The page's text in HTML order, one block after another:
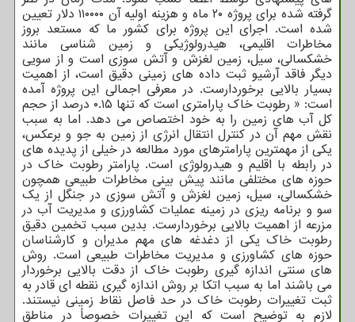
گرفته شده برای پروژه ۲۰ ماه و هزینه اولیه آن ۱۱۰۰۰۰ دلار تعیین
شده است. اجرای این پروژه برای کشور ما که مستعد بروز
مخاطرات اقلیمی، هیدرولوژیکی و زمین شناسی مانند
خشکسالی، سیل، زمین لغزش و آتش سوزی است و از سویی
دیگر فاقد آرشیو ثبت داده های زمینی دقیق است، از اهمیت
بسیار بالایی برخوردارست. در معرفی اجمالی این پروژه آمده
است: « رطوبت خاک پارامتری است که تنها ۰.۱۵ درصد از حجم
کل آب های زمین را به خود اختصاص می دهد. اما به سبب
نقش مهم آن در کنترل انتقال انرژی از زمین به جو و برعکس،
یکی از مهمترین پارامترهای مورد مطالعه در خیلی از پدیده های
در رابطه با اقلیم و هیدرولوژی است. پارامتر رطوبت خاک در
حوزه های مختلفی مانند پیش بینی مخاطرات طبیعی همچون
خشکسالی، سیل، زمین لغزش و آتش سوزی در جنگل از یک
سو و برنامه ریزی در زمینه عملیات کشاورزی و مدیریت آب در
مزرعه از اهمیت بالایی برخوردارست. بدین سبب تخمین دقیق
رطوبت خاک یکی از دغدغه های مهم مدیران و کارشناسان
حوزه های کشاورزی و مدیریت مخاطرات طبیعی است. روش
های سنتی اندازه گیری رطوبت خاک از دقت بالایی برخوردار
می باشند اما به سبب اتکا بر روش اندازه گیری نقطه ای قادر به
ثبت تغییرات رطوبت خاک در حد فاصل نقاط زمینی نیستند.
لازم به توضیح است که این تغییرات خصوصاً در مناطق